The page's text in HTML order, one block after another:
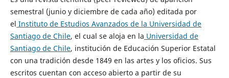
semestral (junio y diciembre de cada año) editada por
el Instituto de Estudios Avanzados de la Universidad de
Santiago de Chile, el cual se aloja en la Universidad de
Santiago de Chile, institución de Educación Superior Estatal
con una tradición desde 1849 en las artes y los oficios. Sus
escritos cuentan con acceso abierto a partir de su